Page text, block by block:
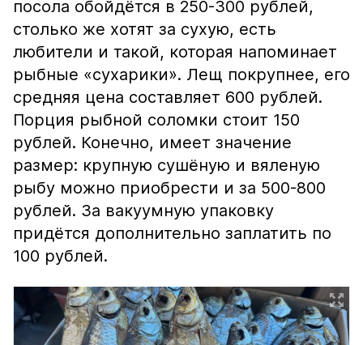
посола обойдётся в 250-300 рублей,
столько же хотят за сухую, есть
любители и такой, которая напоминает
рыбные «сухарики». Лещ покрупнее, его
средняя цена составляет 600 рублей.
Порция рыбной соломки стоит 150
рублей. Конечно, имеет значение
размер: крупную сушёную и вяленую
рыбу можно приобрести и за 500-800
рублей. За вакуумную упаковку
придётся дополнительно заплатить по
100 рублей.